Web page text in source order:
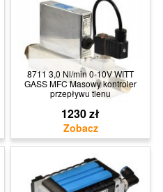
8711 3,0 Nl/min 0-10V WITT
GASS MFC Masowy kontroler
przepływu tlenu
1230 zł